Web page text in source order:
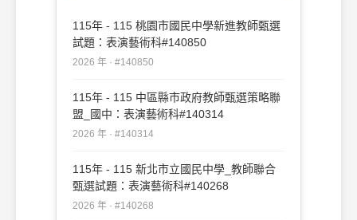
115年 - 115 桃園市國民中學新進教師甄選
試題：表演藝術科#140850
2026 年 · #140850
115年 - 115 中區縣市政府教師甄選策略聯
盟_國中：表演藝術科#140314
2026 年 · #140314
115年 - 115 新北市立國民中學_教師聯合
甄選試題：表演藝術科#140268
2026 年 · #140268